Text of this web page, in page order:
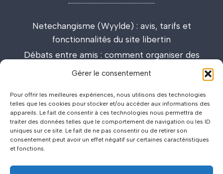
Gérer le consentement
Pour offrir les meilleures expériences, nous utilisons des technologies
telles que les cookies pour stocker et/ou accéder aux informations des
appareils. Le fait de consentir à ces technologies nous permettra de
traiter des données telles que le comportement de navigation ou les ID
uniques sur ce site. Le fait de ne pas consentir ou de retirer son
consentement peut avoir un effet négatif sur certaines caractéristiques
et fonctions.
Netechangisme (Wyylde) : avis, tarifs et
fonctionnalités du site libertin
Débats entre amis : comment organiser des
discussions passionnantes et enrichissantes
Lieux de drague : carte interactive et guide des
meilleurs spots